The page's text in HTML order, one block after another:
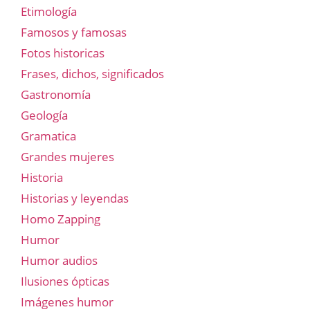
Etimología
Famosos y famosas
Fotos historicas
Frases, dichos, significados
Gastronomía
Geología
Gramatica
Grandes mujeres
Historia
Historias y leyendas
Homo Zapping
Humor
Humor audios
Ilusiones ópticas
Imágenes humor